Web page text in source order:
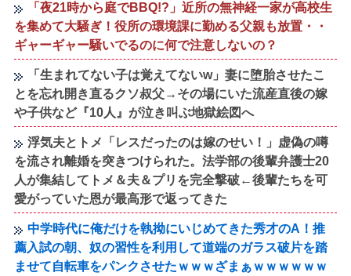
「夜21時から庭でBBQ!?」近所の無神経一家が高校生
を集めて大騒ぎ！役所の環境課に勤める父親も放置・・
ギャーギャー騒いでるのに何で注意しないの？
「生まれてない子は覚えてないw」妻に堕胎させたこ
とを忘れ開き直るクソ叔父→その場にいた流産直後の嫁
や子供など『10人』が泣き叫ぶ地獄絵図へ
浮気夫とトメ「レスだったのは嫁のせい！」虚偽の噂
を流され離婚を突きつけられた。法学部の後輩弁護士20
人が集結してトメ＆夫＆プリを完全撃破←後輩たちを可
愛がっていた恩が最高形で返ってきた
中学時代に俺だけを執拗にいじめてきた秀才のA！推
薦入試の朝、奴の習性を利用して道端のガラス破片を踏
ませて自転車をパンクさせたｗｗｗざまぁｗｗｗｗｗｗ